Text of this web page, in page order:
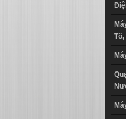
Tố,